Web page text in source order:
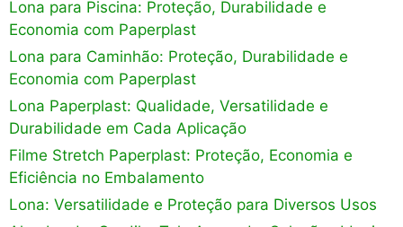
Lona para Piscina: Proteção, Durabilidade e
Economia com Paperplast
Lona para Caminhão: Proteção, Durabilidade e
Economia com Paperplast
Lona Paperplast: Qualidade, Versatilidade e
Durabilidade em Cada Aplicação
Filme Stretch Paperplast: Proteção, Economia e
Eficiência no Embalamento
Lona: Versatilidade e Proteção para Diversos Usos